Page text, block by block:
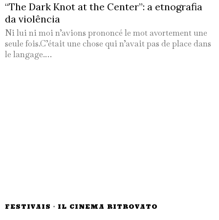
“The Dark Knot at the Center”: a etnografia
da violência
Ni lui ni moi n’avions prononcé le mot avortement une
seule fois.C’était une chose qui n’avait pas de place dans
le langage.…
FESTIVAIS · IL CINEMA RITROVATO